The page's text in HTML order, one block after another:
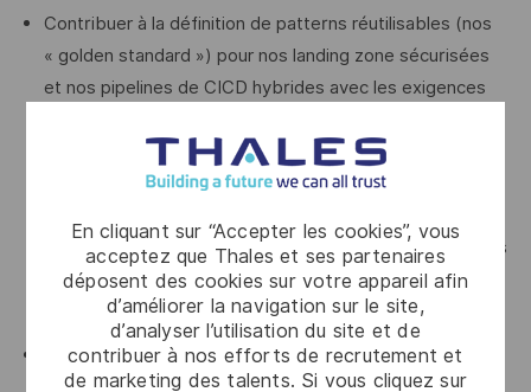
En cliquant sur “Accepter les cookies”, vous
acceptez que Thales et ses partenaires
déposent des cookies sur votre appareil afin
d’améliorer la navigation sur le site,
d’analyser l’utilisation du site et de
contribuer à nos efforts de recrutement et
de marketing des talents. Si vous cliquez sur
Contribuer à la définition de patterns réutilisables (nos
« golden standard ») pour nos landing zone sécurisées
et nos pipelines de CICD hybrides avec les exigences
compilation, tests, scans dans le cloud, promotion
d’artefacts signés, déploiement on‑prem pour test QA
bout. Votre travail garantira que les objectifs des projets
sont compris et atteints grâce à une collaboration
étroite entre les différentes équipes de CortAIx.
Accompagner nos équipes Data/AI dans la mise en
œuvre de ces patterns réutilisables dans le contexte de